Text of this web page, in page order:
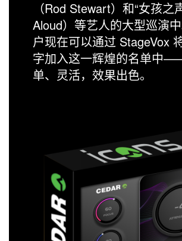
（Rod Stewart）和“女孩之
Aloud）等艺人的大型巡演
户现在可以通过 StageVox
字加入这一辉煌的名单中
单、灵活，效果出色。